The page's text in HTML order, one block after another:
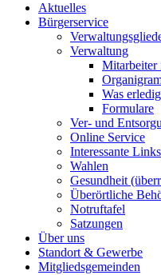
Aktuelles
Bürgerservice
Verwaltung
Mitarbeiter
Was
Formulare
Ver- und
Online Service
Interessante Links
Wahlen
Gesundheit
Überörtliche
Notruftafel
Satzungen
Über uns
Standort & Gewerbe
Mitgliedsgemeinden